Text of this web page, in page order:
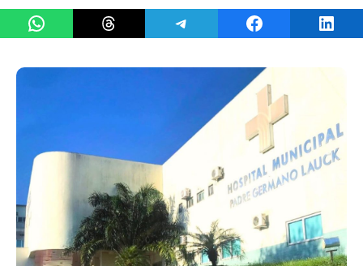
Share on WhatsAppShare on ThreadsShare on TelegramShare on Facebook